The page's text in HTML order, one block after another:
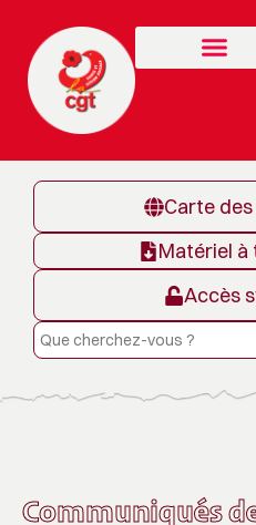
Carte
Matériel
Accès
Communiqués